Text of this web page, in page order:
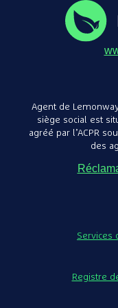
Agent de
siège social est
agréé par l’ACPR
des
Services
Registre